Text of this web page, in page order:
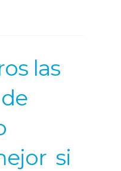
las
si